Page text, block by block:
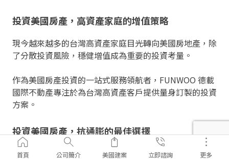
投資美國房產，高資產家庭的增值策略
現今越來越多的台灣高資產家庭目光轉向美國房地產，除
了分散投資風險，穩健增值成為重要的投資考量。
作為美國房產投資的一站式服務領航者，FUNWOO 德載
國際不動產專注於為台灣高資產客戶提供量身訂製的投資
方案。
投資美國房產，抗通膨的最佳選擇
在美國總統川普再度執政的情況下，市場預測美國將 進
首頁 公司簡介 美國建案 立即諮詢 更多